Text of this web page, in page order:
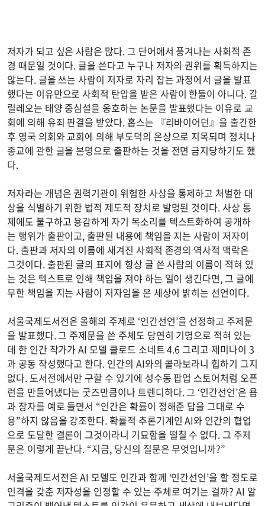
저자가 되고 싶은 사람은 많다. 그 단어에서 풍겨나는 사회적 존
경 때문일 것이다. 글을 쓴다고 누구나 저자의 권위를 획득하지는
않는다. 글을 쓰는 사람이 저자로 자리 잡는 과정에서 글을 발표
했다는 이유만으로 사회적 탄압을 받은 사람이 한둘이 아니다. 갈
릴레오는 태양 중심설을 옹호하는 논문을 발표했다는 이유로 교
회에 의해 유죄 판결을 받았다. 홉스는 『리바이어던』을 출간한
후 영국 의회와 교회에 의해 부도덕의 온상으로 지목되며 정치나
종교에 관한 글을 본명으로 출판하는 것을 전면 금지당하기도 했
다.
저자라는 개념은 권력기관이 위험한 사상을 통제하고 처벌한 대
상을 식별하기 위한 법적 제도적 장치로 발명된 것이다. 사상 통
제에도 불구하고 용감하게 자기 목소리를 텍스트화하여 공개하
는 행위가 출판이고, 출판된 내용에 책임을 지는 사람이 저자이
다. 출판과 저자의 이름에 새겨진 사회적 존경의 역사적 맥락은
그것이다. 출판된 글의 표지에 항상 글 쓴 사람의 이름이 적혀 있
는 것은 텍스트로 인해 책임을 져야 하는 일이 생긴다면, 그 글에
무한 책임을 지는 사람이 저자임을 온 세상에 밝히는 선언이다.
서울국제도서전은 올해의 주제로 ‘인간선언’을 선정하고 주제문
을 발표했다. 그 주제문을 쓴 주체도 당연히 기명으로 적혀 있는
데 한 인간 작가가 AI 모델 클로드 소네트 4.6 그리고 제미나이 3
과 공동 작성했다고 한다. 인간의 AI와의 콜라보라니 힙하기 그지
없다. 도서전에서만 구할 수 있기에 성수동 팝업 스토어처럼 오픈
런을 만들어냈다는 굿즈만큼이나 트렌디하다. 그 ‘인간선언’은 욥
과 장자를 예로 들면서 “인간은 확률이 정해준 답을 그대로 수
용”하지 않음을 강조한다. 확률적 추론기계인 AI와 인간의 협업
으로 도달한 결론이 그것이라니 기묘함을 떨칠 수 없다. 그 주제
문은 이렇게 끝난다. “지금, 당신의 질문은 무엇입니까?”
서울국제도서전은 AI 모델도 인간과 함께 ‘인간선언’을 할 정도로
인격을 갖춘 저자성을 인정할 수 있는 주체로 여기는 걸까? AI 알